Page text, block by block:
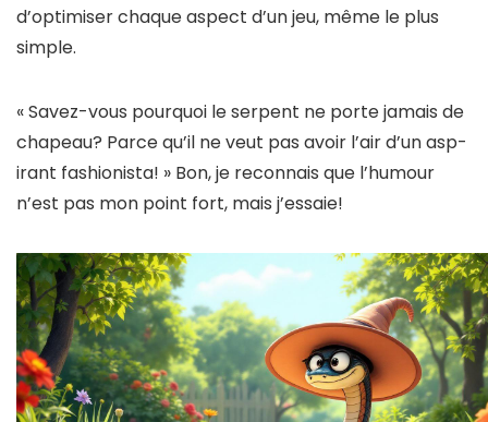
d’optimiser chaque aspect d’un jeu, même le plus
simple.
« Savez-vous pourquoi le serpent ne porte jamais de
chapeau? Parce qu’il ne veut pas avoir l’air d’un asp-
irant fashionista! » Bon, je reconnais que l’humour
n’est pas mon point fort, mais j’essaie!